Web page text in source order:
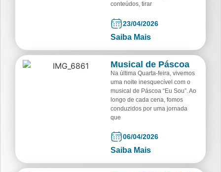
conteúdos, tirar
23/04/2026
Saiba Mais
Musical de Páscoa
Na última Quarta-feira, vivemos
uma noite inesquecível com o
musical de Páscoa “Eu Sou”. Ao
longo de cada cena, fomos
conduzidos por uma jornada
que
06/04/2026
Saiba Mais